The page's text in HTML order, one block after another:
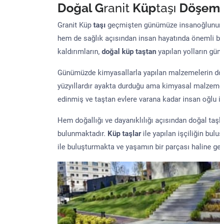
Doğal Granit Küptaşı
Granit Küp taşı geçmişten günümüze
hem de sağlık açısından insan hayatında
kaldırımların, doğal küp taştan yapılan yolların
Günümüzde kimyasallarla yapılan malzemelerin
yüzyıllardır ayakta durduğu ama kimyasal
edinmiş ve taştan evlere varana kadar insan oğlu
Hem doğallığı ve dayanıklılığı açısından
bulunmaktadır. Küp taşlarile yapılan işçiliğin
ile buluşturmakta ve yaşamın bir parçası haline